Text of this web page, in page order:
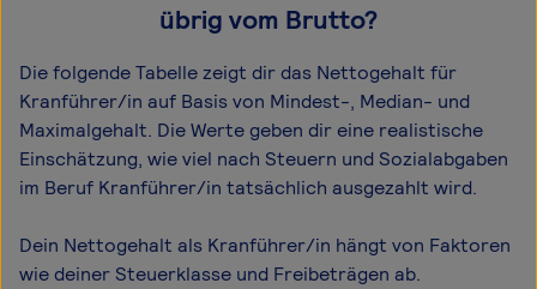
übrig vom Brutto?
Die folgende Tabelle zeigt dir das Netto­gehalt für
Kranführer/in auf Basis von Mindest-, Median- und
Maximal­gehalt. Die Werte geben dir eine realistische
Einschätzung, wie viel nach Steuern und Sozialabgaben
im Beruf Kranführer/in tatsächlich ausgezahlt wird.
Dein Nettogehalt als Kranführer/in hängt von Faktoren
wie deiner Steuerklasse und Freibeträgen ab.